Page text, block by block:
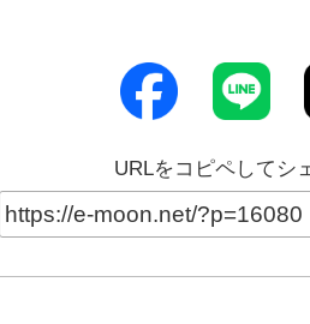
URLをコピペしてシ